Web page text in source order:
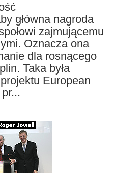
główna nagroda
zajmującemu
Oznacza ona
dla rosnącego
Taka była
European